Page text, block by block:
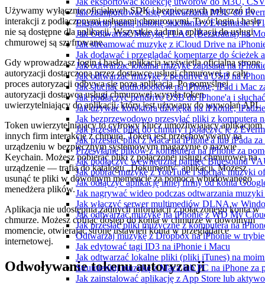
Jak zaimportować listę odtwarzania M3U do
Eksportuj pełną historię słuchania z Evermusic i
Jak Odtwarzać Muzykę FLAC (Bezstratną) na
Jak streamować muzykę z iCloud Drive na
Jak dodawać i przeglądać komentarze do
Jak odtwarzac lokalna muzyke zapisana na
Jak odtwarzać muzykę z pendrive'a USB na
Jak słuchać audiobooków na iPhone, iPad i Mac
Jak podłączyć pendrive USB do iPhone'a i
Jak używać korektora dźwięku na iPhonie,
Jak bezprzewodowo przesyłać pliki z komputera
Jak przesłać pliki do chmury i połączyć je z
Jak przesłać pliki z Maca na iPhone'a lub iPada
Przesyłanie plików z komputera na iPhone za
Jak podłączyć wewnętrzną pamięć Bluesound
Jak pobrać muzykę z YouTube i słuchać muzyki
Jak odłączyć aplikację innej firmy od konta
Jak nagrywać wideo podczas odtwarzania
Jak włączyć serwer multimediów DLNA w
Jak odtwarzać muzykę na iPhonie z WD My
Jak przesłać pliki muzyczne z komputera na
Odtwarzaj muzykę z Dropbox na iPhonie w
Jak edytować tagi ID3 na iPhonie i Macu
Jak odtwarzać lokalne pliki (pliki iTunes) na
Strumieniuj muzykę z Maca lub PC na iPhone za
Jak zainstalować aplikację z App Store lub
Używamy wyłącznie oficjalnych SDK i bezpiecznych połączeń do
interakcji z podłączonymi usługami chmurowymi. Twój login i hasło
nie są dostępne dla aplikacji. Wszystkie żądania aplikacji do usługi
chmurowej są szyfrowane.
Gdy wprowadzasz login i hasło, aplikacja wyświetla oficjalną stronę
autoryzacji dostarczoną przez dostawcę usługi chmurowej, a cały
proces autoryzacji odbywa się poza aplikacją. Po pomyślnej
autoryzacji dostawca usługi chmurowej wysyła token
uwierzytelniający do aplikacji, który jest używany do wywołań API.
Token uwierzytelniający to cyfrowy klucz umożliwiający aplikacjom
innych firm interakcję z chmurą. Token jest przechowywany na
urządzeniu w bezpiecznym systemowym magazynie o nazwie
Keychain. Możesz pobierać pliki z połączonej usługi chmurowej na
urządzenie — trafią do katalogu „Dokumenty" aplikacji. Możesz
usunąć te pliki w dowolnym momencie za pomocą wbudowanego
menedżera plików.
Aplikacja nie udostępnia żadnych informacji z połączonego konta w
chmurze. Możesz cofnąć dostęp do konta w chmurze w dowolnym
momencie, otwierając stronę ustawień konta w przeglądarce
internetowej.
Odwoływanie tokenu autoryzacji